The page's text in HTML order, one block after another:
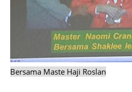
Bersama Maste Haji Roslan